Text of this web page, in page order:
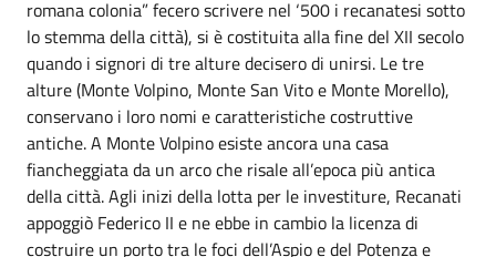
romana colonia” fecero scrivere nel ‘500 i recanatesi sotto
lo stemma della città), si è costituita alla fine del XII secolo
quando i signori di tre alture decisero di unirsi. Le tre
alture (Monte Volpino, Monte San Vito e Monte Morello),
conservano i loro nomi e caratteristiche costruttive
antiche. A Monte Volpino esiste ancora una casa
fiancheggiata da un arco che risale all’epoca più antica
della città. Agli inizi della lotta per le investiture, Recanati
appoggiò Federico II e ne ebbe in cambio la licenza di
costruire un porto tra le foci dell’Aspio e del Potenza e